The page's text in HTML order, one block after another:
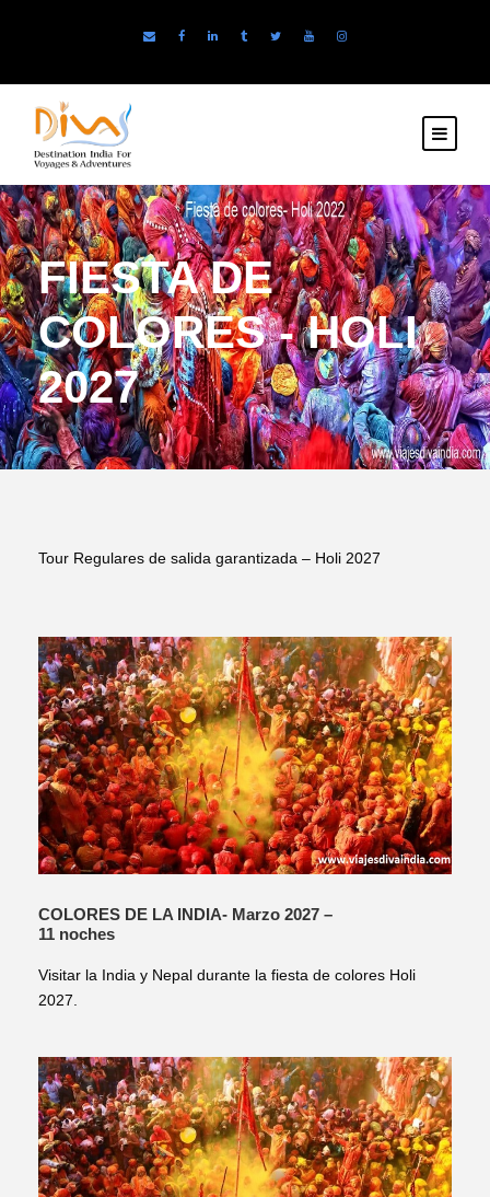
FIESTA DE
COLORES - HOLI
2027
Tour Regulares de salida garantizada – Holi 2027
COLORES DE LA INDIA- Marzo 2027 –
11 noches
Visitar la India y Nepal durante la fiesta de colores Holi
2027.